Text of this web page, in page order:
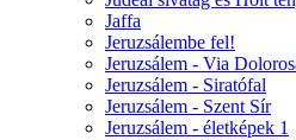
Jaffa
Jeruzsálembe fel!
Jeruzsálem - Via
Jeruzsálem - Siratófal
Jeruzsálem - Szent Sír
Jeruzsálem - életképek 1